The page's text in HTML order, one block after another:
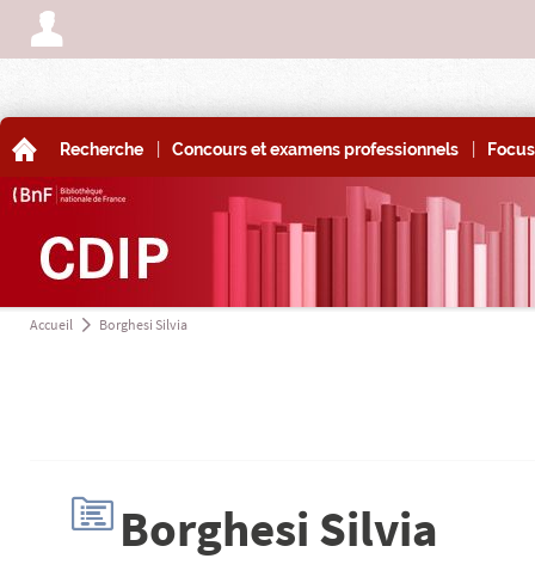
A
A Recherche | Concours et examens professionnels | Focus
Accueil a Borghesi Silvia
H Borghesi Silvia